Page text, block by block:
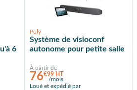
6
Poly
Système de visioconf
autonome pour petite salle
À partir de
76€99 HT
/mois
Loué et expédié par